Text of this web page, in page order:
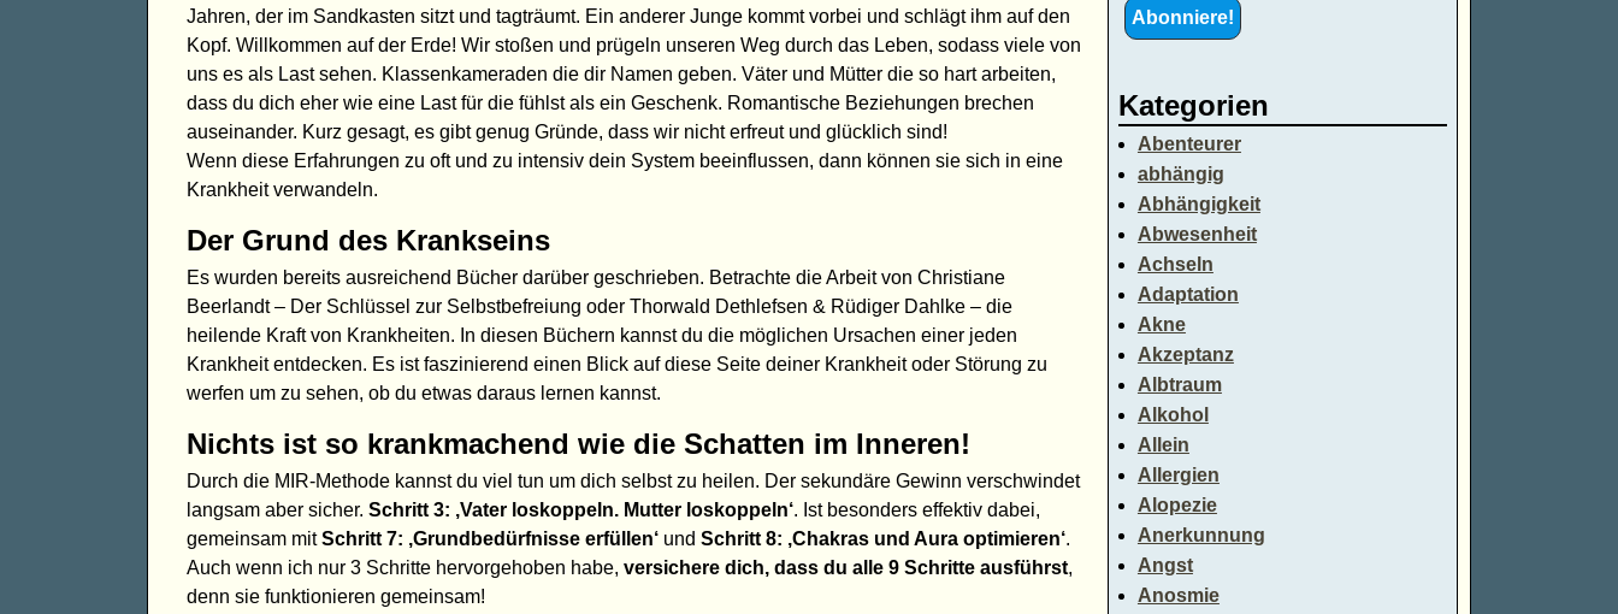
Jahren, der im Sandkasten sitzt und tagträumt. Ein anderer Junge kommt vorbei und schlägt ihm auf den
Kopf. Willkommen auf der Erde! Wir stoßen und prügeln unseren Weg durch das Leben, sodass viele von
uns es als Last sehen. Klassenkameraden die dir Namen geben. Väter und Mütter die so hart arbeiten,
dass du dich eher wie eine Last für die fühlst als ein Geschenk. Romantische Beziehungen brechen
auseinander. Kurz gesagt, es gibt genug Gründe, dass wir nicht erfreut und glücklich sind!
Wenn diese Erfahrungen zu oft und zu intensiv dein System beeinflussen, dann können sie sich in eine
Krankheit verwandeln.
Der Grund des Krankseins
Es wurden bereits ausreichend Bücher darüber geschrieben. Betrachte die Arbeit von Christiane
Beerlandt – Der Schlüssel zur Selbstbefreiung oder Thorwald Dethlefsen & Rüdiger Dahlke – die
heilende Kraft von Krankheiten. In diesen Büchern kannst du die möglichen Ursachen einer jeden
Krankheit entdecken. Es ist faszinierend einen Blick auf diese Seite deiner Krankheit oder Störung zu
werfen um zu sehen, ob du etwas daraus lernen kannst.
Nichts ist so krankmachend wie die Schatten im Inneren!
Durch die MIR-Methode kannst du viel tun um dich selbst zu heilen. Der sekundäre Gewinn verschwindet
langsam aber sicher. Schritt 3: ‚Vater loskoppeln. Mutter loskoppeln‘. Ist besonders effektiv dabei,
gemeinsam mitSchritt 7: ‚Grundbedürfnisse erfüllen‘und Schritt 8: ‚Chakras und Aura optimieren‘.
Auch wenn ich nur 3 Schritte hervorgehoben habe, versichere dich, dass du alle 9 Schritte ausführst,
denn sie funktionieren gemeinsam!
Kategorien
Abenteurer
abhängig
Abhängigkeit
Abwesenheit
Achseln
Adaptation
Akne
Akzeptanz
Albtraum
Alkohol
Allein
Allergien
Alopezie
Anerkunnung
Angst
Anosmie